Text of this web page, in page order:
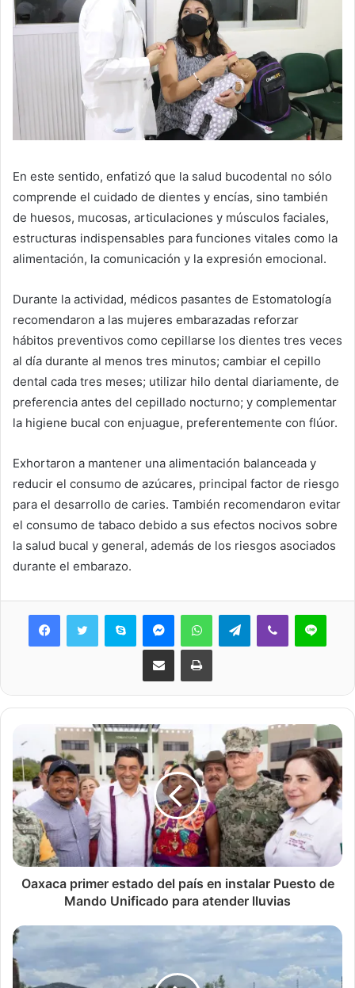
En este sentido, enfatizó que la salud bucodental no sólo
comprende el cuidado de dientes y encías, sino también
de huesos, mucosas, articulaciones y músculos faciales,
estructuras indispensables para funciones vitales como la
alimentación, la comunicación y la expresión emocional.
Durante la actividad, médicos pasantes de Estomatología
recomendaron a las mujeres embarazadas reforzar
hábitos preventivos como cepillarse los dientes tres veces
al día durante al menos tres minutos; cambiar el cepillo
dental cada tres meses; utilizar hilo dental diariamente, de
preferencia antes del cepillado nocturno; y complementar
la higiene bucal con enjuague, preferentemente con flúor.
Exhortaron a mantener una alimentación balanceada y
reducir el consumo de azúcares, principal factor de riesgo
para el desarrollo de caries. También recomendaron evitar
el consumo de tabaco debido a sus efectos nocivos sobre
la salud bucal y general, además de los riesgos asociados
durante el embarazo.
Skype MessengerWhatsAppTelegramViber Line
Share via Email Print
Oaxaca primer estado del país en instalar Puesto de
Mando Unificado para atender lluvias